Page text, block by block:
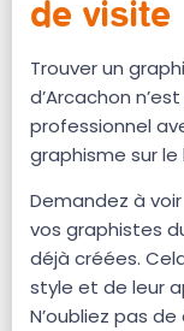
de visite
Trouver un
d’Arcachon
professionnel
graphisme sur le
Demandez à
vos graphistes
déjà créées.
style et de leur
N’oubliez pas